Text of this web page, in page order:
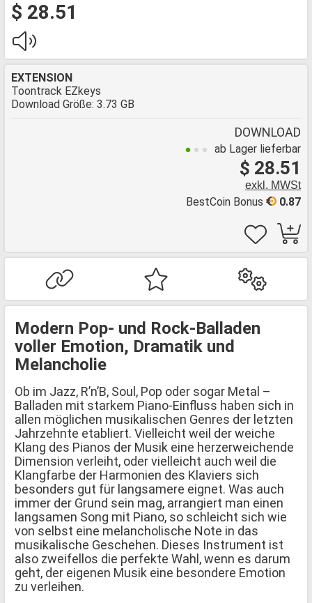
$ 28.51
EXTENSION
Toontrack EZkeys
Download Größe: 3.73 GB
DOWNLOAD
ab Lager lieferbar
$ 28.51
exkl. MWSt
0.87
BestCoin Bonus
Modern Pop- und Rock-Balladen
voller Emotion, Dramatik und
Melancholie
Ob im Jazz, R’n’B, Soul, Pop oder sogar Metal –
Balladen mit starkem Piano-Einfluss haben sich in
allen möglichen musikalischen Genres der letzten
Jahrzehnte etabliert. Vielleicht weil der weiche
Klang des Pianos der Musik eine herzerweichende
Dimension verleiht, oder vielleicht auch weil die
Klangfarbe der Harmonien des Klaviers sich
besonders gut für langsamere eignet. Was auch
immer der Grund sein mag, arrangiert man einen
langsamen Song mit Piano, so schleicht sich wie
von selbst eine melancholische Note in das
musikalische Geschehen. Dieses Instrument ist
also zweifellos die perfekte Wahl, wenn es darum
geht, der eigenen Musik eine besondere Emotion
zu verleihen.